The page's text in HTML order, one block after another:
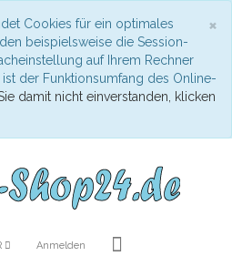
×
Cookies für ein optimales
beispielsweise die Session-
auf Ihrem Rechner
der Funktionsumfang des Online-
damit nicht einverstanden, klicken
Anmelden